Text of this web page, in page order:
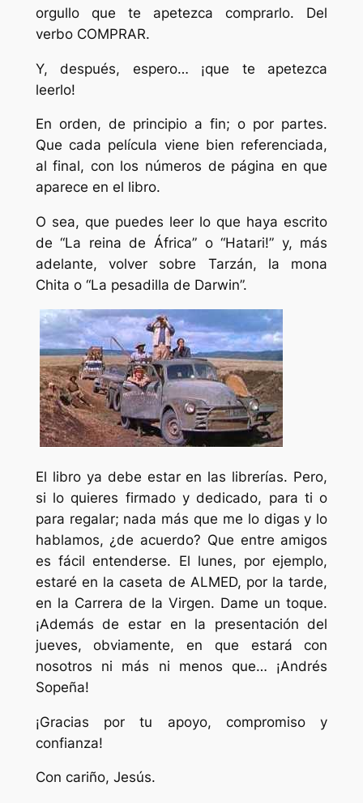
orgullo que te apetezca comprarlo. Del
verbo COMPRAR.
Y, después, espero… ¡que te apetezca
leerlo!
En orden, de principio a fin; o por partes.
Que cada película viene bien referenciada,
al final, con los números de página en que
aparece en el libro.
O sea, que puedes leer lo que haya escrito
de “La reina de África” o “Hatari!” y, más
adelante, volver sobre Tarzán, la mona
Chita o “La pesadilla de Darwin”.
El libro ya debe estar en las librerías. Pero,
si lo quieres firmado y dedicado, para ti o
para regalar; nada más que me lo digas y lo
hablamos, ¿de acuerdo? Que entre amigos
es fácil entenderse. El lunes, por ejemplo,
estaré en la caseta de ALMED, por la tarde,
en la Carrera de la Virgen. Dame un toque.
¡Además de estar en la presentación del
jueves, obviamente, en que estará con
nosotros ni más ni menos que… ¡Andrés
Sopeña!
¡Gracias por tu apoyo, compromiso y
confianza!
Con cariño, Jesús.